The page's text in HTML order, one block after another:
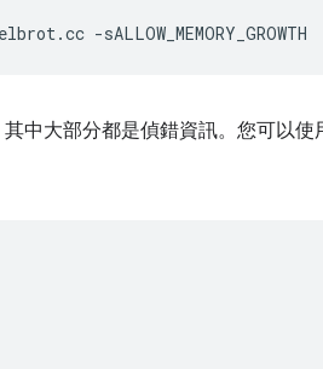
中大部分都是偵錯資訊。您可以